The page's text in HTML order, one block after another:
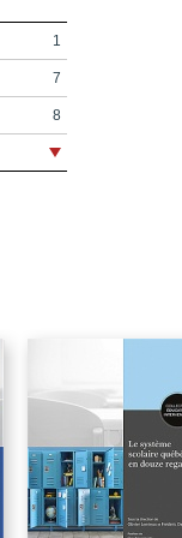
1
7
8
9
50
55